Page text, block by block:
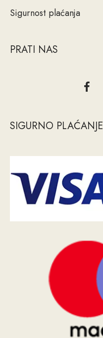
PRATI NAS
SIGURNO PLAĆANJE
Sigurnost plaćanja